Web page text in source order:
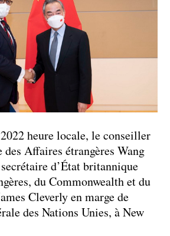
heure locale, le conseiller
Affaires étrangères Wang
d’État britannique
du Commonwealth et du
Cleverly en marge de
des Nations Unies, à New